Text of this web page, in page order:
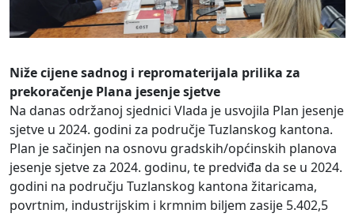
Niže cijene sadnog i repromaterijala prilika za
prekoračenje Plana jesenje sjetve
Na danas održanoj sjednici Vlada je usvojila Plan jesenje
sjetve u 2024. godini za područje Tuzlanskog kantona.
Plan je sačinjen na osnovu gradskih/općinskih planova
jesenje sjetve za 2024. godinu, te predviđa da se u 2024.
godini na području Tuzlanskog kantona žitaricama,
povrtnim, industrijskim i krmnim biljem zasije 5.402,5